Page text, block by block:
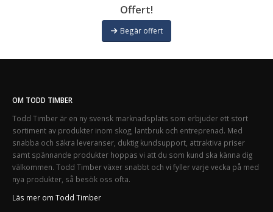
Offert!
Begär offert
OM TODD TIMBER
Todd Timber är en ny svensk marknadsplats som erbjuder ett stort
sortiment av produkter inom skog, lantbruk och entreprenad. Med
snabba och säkra leveranser, duktig kundsupport, attraktiva priser
samt spännande produkter hoppas vi att du som kund ska känna dig
välkommen. Todd Timber växer snabbt och vi fyller varje vecka på med
nya produkter, så besök oss ofta.
Läs mer om Todd Timber